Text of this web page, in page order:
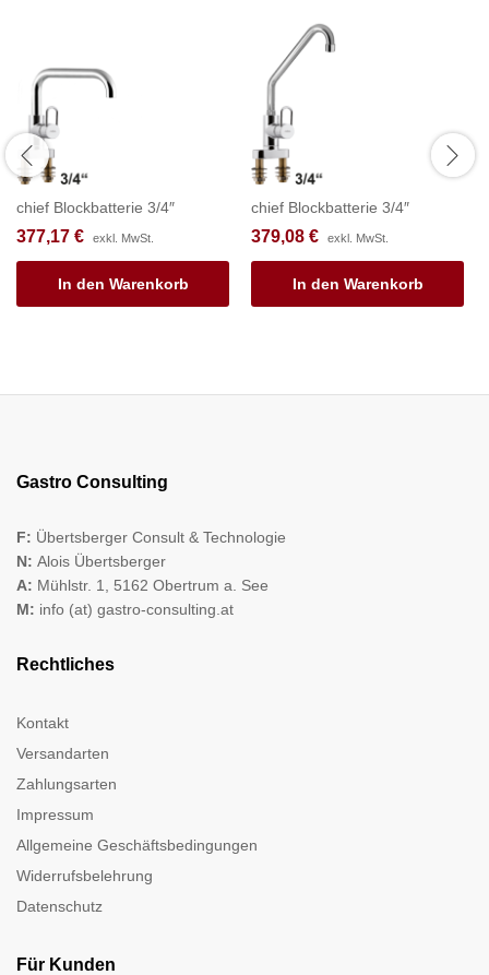
chief Blockbatterie 3/4″
377,17 € exkl. MwSt.
In den Warenkorb
chief Blockbatterie 3/4″
379,08 € exkl. MwSt.
In den Warenkorb
Gastro Consulting
F: Übertsberger Consult & Technologie
N: Alois Übertsberger
A: Mühlstr. 1, 5162 Obertrum a. See
M: info (at) gastro-consulting.at
Rechtliches
Kontakt
Versandarten
Zahlungsarten
Impressum
Allgemeine Geschäftsbedingungen
Widerrufsbelehrung
Datenschutz
Für Kunden